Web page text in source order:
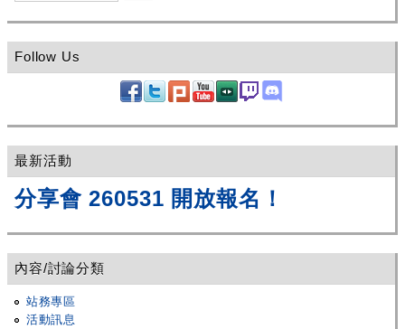
Follow Us
最新活動
分享會 260531 開放報名！
內容/討論分類
站務專區
活動訊息